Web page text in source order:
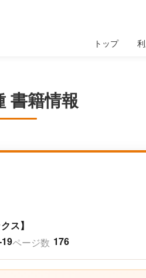
トップ
書籍情報
ス】
ページ数 176